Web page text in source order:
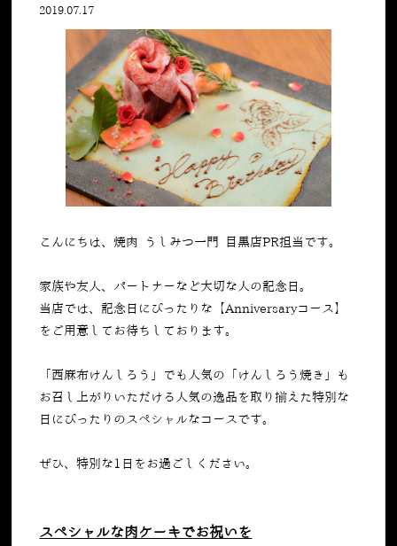
2019.07.17
こんにちは、焼肉 うしみつ一門 目黒店PR担当です。
家族や友人、パートナーなど大切な人の記念日。
当店では、記念日にぴったりな【Anniversaryコース】
をご用意してお待ちしております。
「西麻布けんしろう」でも人気の「けんしろう焼き」も
お召し上がりいただける人気の逸品を取り揃えた特別な
日にぴったりのスペシャルなコースです。
ぜひ、特別な1日をお過ごしください。
スペシャルな肉ケーキでお祝いを